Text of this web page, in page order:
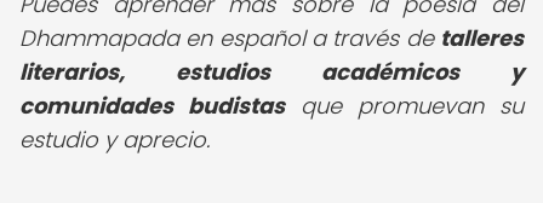
Dhammapada en español a través de talleres
literarios, estudios académicos y
comunidades budistasque promuevan su
estudio y aprecio.